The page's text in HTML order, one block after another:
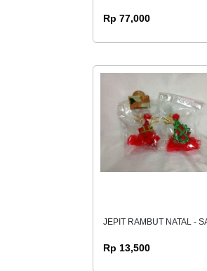
Rp 77,000
JEPIT RAMBUT NATAL -
Rp 13,500